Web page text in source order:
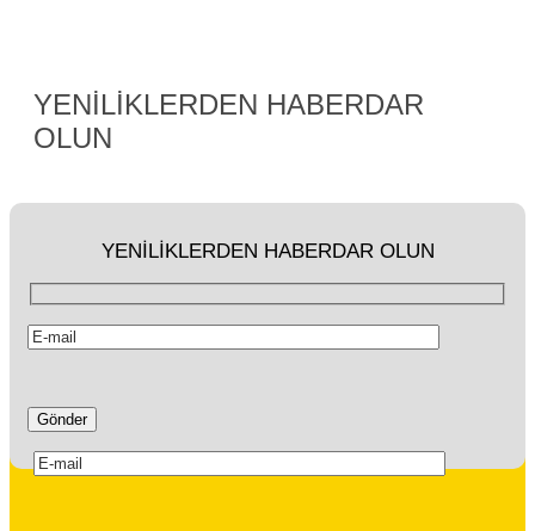
YENİLİKLERDEN HABERDAR
OLUN
YENİLİKLERDEN HABERDAR OLUN